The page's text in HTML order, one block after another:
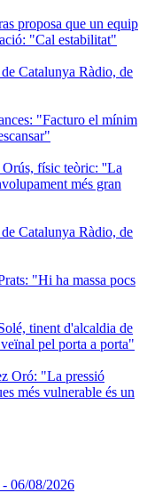
proposa que un equip
"Cal estabilitat"
Catalunya Ràdio, de
"Facturo el mínim
físic teòric: ''La
més gran
Catalunya Ràdio, de
"Hi ha massa pocs
tinent d'alcaldia de
pel porta a porta"
Oró: "La pressió
més vulnerable és un
- 06/08/2026